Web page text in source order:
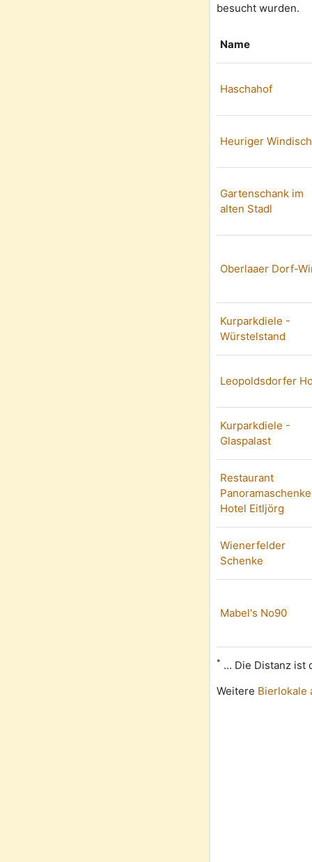
besucht wurden.
Name
Haschahof
Heuriger Windisch
Gartenschank im
alten Stadl
Oberlaaer Dorf-
Kurparkdiele -
Würstelstand
Leopoldsdorfer
Kurparkdiele -
Glaspalast
Restaurant
Hotel Eitljörg
Wienerfelder
Schenke
Mabel's No90
* ... Die Distanz ist
Weitere Bierlokale